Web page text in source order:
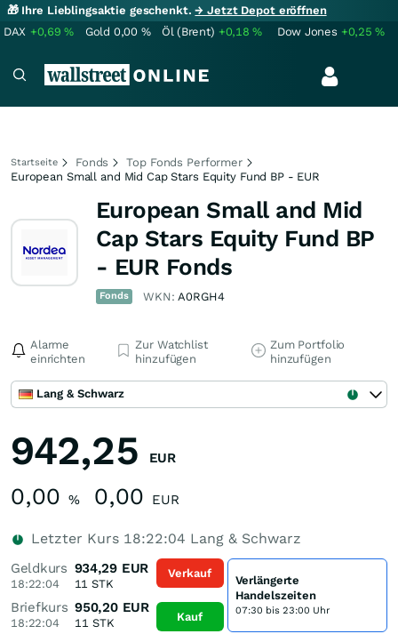
🎁 Ihre Lieblingsaktie geschenkt.→ Jetzt Depot eröffnen
DAX +0,69% Gold 0,00 % Öl (Brent) +0,18% Dow Jones +0,25%
Startseite Fonds
Top Fonds Performer
European Small and Mid Cap Stars Equity Fund BP - EUR
European Small and Mid
Cap Stars Equity Fund BP
- EUR Fonds
Fonds WKN:A0RGH4
Alarme
einrichten
Zur Watchlist
hinzufügen
Zum Portfolio
hinzufügen
Lang & Schwarz
942,25 EUR
0,00 % 0,00 EUR
Letzter Kurs 18:22:04 Lang & Schwarz
Geldkurs
18:22:04
934,29 EUR
11 STK
Briefkurs
18:22:04
950,20 EUR
11 STK
Verkauf
Kauf
Verlängerte
Handelszeiten
07:30 bis 23:00 Uhr